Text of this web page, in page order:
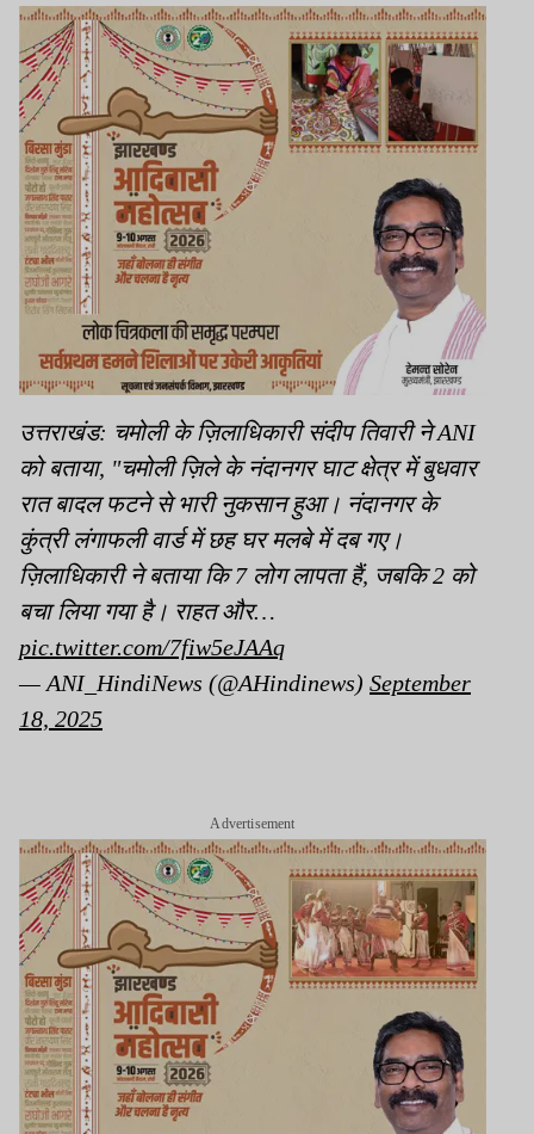
उत्तराखंड: चमोली के ज़िलाधिकारी संदीप तिवारी ने ANI
को बताया, "चमोली ज़िले के नंदानगर घाट क्षेत्र में बुधवार
रात बादल फटने से भारी नुकसान हुआ। नंदानगर के
कुंत्री लंगाफली वार्ड में छह घर मलबे में दब गए।
ज़िलाधिकारी ने बताया कि 7 लोग लापता हैं, जबकि 2 को
बचा लिया गया है। राहत और…
pic.twitter.com/7fiw5eJAAq
— ANI_HindiNews (@AHindinews) September
18, 2025
Advertisement